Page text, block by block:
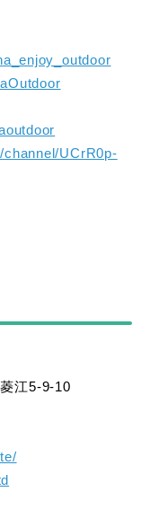
UCrR0p-
江5-9-10